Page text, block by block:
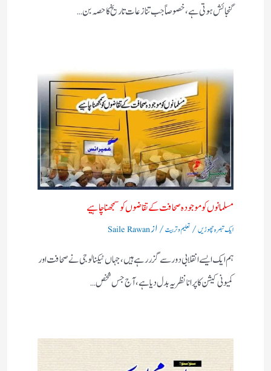
گنجائش ہوتی ہے، خصوصاً‌ جب تنازعات تاریخ کا حصہ بن…
مسلمانوں کو موجودہ صحافت کے تقاضوں کو سمجھنا چاہیے
ایک تبصرہ چھوڑیں/ تعلیم و تربیت/ ازSaile Rawan
ہم ایک ایسے انقلابی دور سے گزر رہے ہیں، جہاں ٹیکنالوجی نے صحافت اور
کمیونی کیشن کا پرانا نظریہ بدل دیا ہے، آج جس شخص…